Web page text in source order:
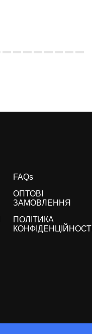
FAQs
ОПТОВІ
ЗАМОВЛЕННЯ
ПОЛІТИКА
КОНФІДЕНЦІЙНОСТІ